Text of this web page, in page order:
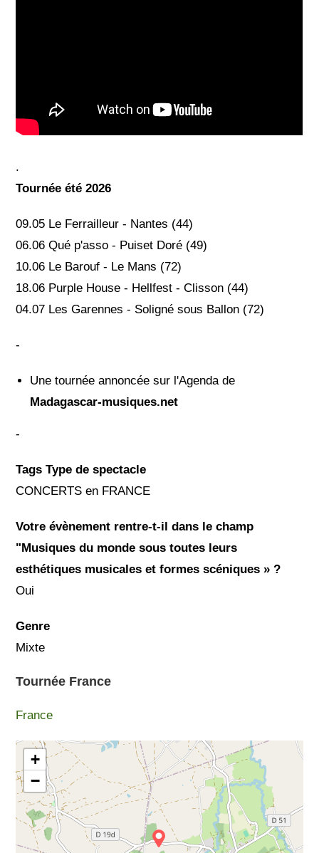
.
Tournée été 2026
09.05 Le Ferrailleur - Nantes (44)
06.06 Qué p'asso - Puiset Doré (49)
10.06 Le Barouf - Le Mans (72)
18.06 Purple House - Hellfest - Clisson (44)
04.07 Les Garennes - Soligné sous Ballon (72)
-
Une tournée annoncée sur l'Agenda de
Madagascar-musiques.net
-
Tags Type de spectacle
CONCERTS en FRANCE
Votre évènement rentre-t-il dans le champ
"Musiques du monde sous toutes leurs
esthétiques musicales et formes scéniques » ?
Oui
Genre
Mixte
Tournée France
France
+
−